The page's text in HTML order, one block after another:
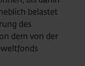
belastet
des
dem von der